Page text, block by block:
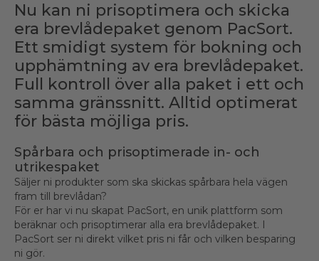
Nu kan ni prisoptimera och skicka
era brevlådepaket genom PacSort.
Ett smidigt system för bokning och
upphämtning av era brevlådepaket.
Full kontroll över alla paket i ett och
samma gränssnitt. Alltid optimerat
för bästa möjliga pris.
Spårbara och prisoptimerade in- och
utrikespaket
Säljer ni produkter som ska skickas spårbara hela vägen
fram till brevlådan?
För er har vi nu skapat PacSort, en unik plattform som
beräknar och prisoptimerar alla era brevlådepaket. I
PacSort ser ni direkt vilket pris ni får och vilken besparing
ni gör.